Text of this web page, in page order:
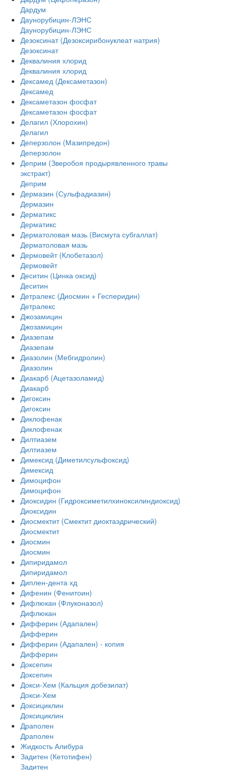
Дардум
Даунорубицин-ЛЭНС
Даунорубицин-ЛЭНС
Дезоксинат (Дезоксирибонуклеат натрия)
Дезоксинат
Деквалиния хлорид
Деквалиния хлорид
Дексамед (Дексаметазон)
Дексамед
Дексаметазон фосфат
Дексаметазон фосфат
Делагил (Хлорохин)
Делагил
Деперзолон (Мазипредон)
Деперзолон
Деприм (Зверобоя продырявленного травы
экстракт)
Деприм
Дермазин (Сульфадиазин)
Дермазин
Дерматикс
Дерматикс
Дерматоловая мазь (Висмута субгаллат)
Дерматоловая мазь
Дермовейт (Клобетазол)
Дермовейт
Деситин (Цинка оксид)
Деситин
Детралекс (Диосмин + Гесперидин)
Детралекс
Джозамицин
Джозамицин
Диазепам
Диазепам
Диазолин (Мебгидролин)
Диазолин
Диакарб (Ацетазоламид)
Диакарб
Дигоксин
Дигоксин
Диклофенак
Диклофенак
Дилтиазем
Дилтиазем
Димексид (Диметилсульфоксид)
Димексид
Димоцифон
Димоцифон
Диоксидин (Гидроксиметилхиноксилиндиоксид)
Диоксидин
Диосмектит (Смектит диоктаэдрический)
Диосмектит
Диосмин
Диосмин
Дипиридамол
Дипиридамол
Диплен-дента хд
Дифенин (Фенитоин)
Дифлюкан (Флуконазол)
Дифлюкан
Дифферин (Адапален)
Дифферин
Дифферин (Адапален) - копия
Дифферин
Доксепин
Доксепин
Докси-Хем (Кальция добезилат)
Докси-Хем
Доксициклин
Доксициклин
Драполен
Драполен
Жидкость Алибура
Задитен (Кетотифен)
Задитен